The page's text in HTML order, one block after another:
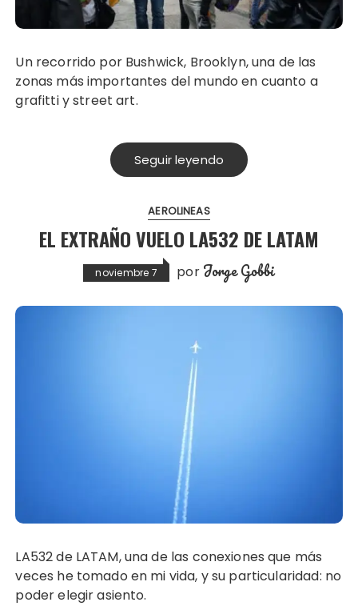
Un recorrido por Bushwick, Brooklyn, una de las
zonas más importantes del mundo en cuanto a
grafitti y street art.
Seguir leyendo
AEROLINEAS
EL EXTRAÑO VUELO LA532 DE LATAM
noviembre 7 por Jorge Gobbi
LA532 de LATAM, una de las conexiones que más
veces he tomado en mi vida, y su particularidad: no
poder elegir asiento.